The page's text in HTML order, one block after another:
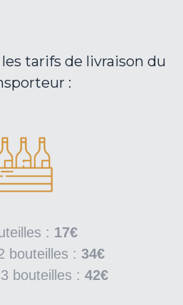
tarifs de livraison du
:
: 17€
bouteilles : 34€
bouteilles : 42€